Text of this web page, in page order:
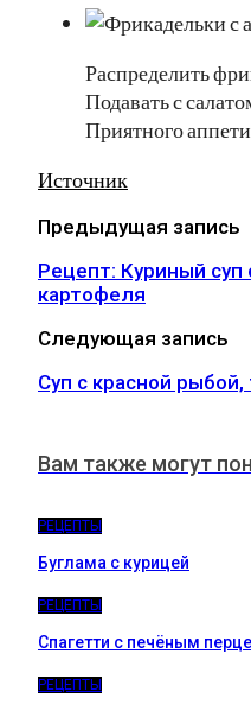
Распределить
Подавать с
Приятного
Источник
Предыдущая запись
Рецепт: Куриный суп
картофеля
Следующая запись
Суп с красной
Вам также могут
РЕЦЕПТЫ
Буглама с курицей
РЕЦЕПТЫ
Спагетти с печёным
РЕЦЕПТЫ